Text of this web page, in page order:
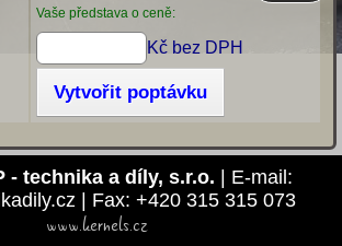
Vaše představa o ceně:
Kč bez DPH
Vytvořit poptávku
- technika a díly, s.r.o. | E-mail:
| Fax: +420 315 315 073
www.kernels.cz